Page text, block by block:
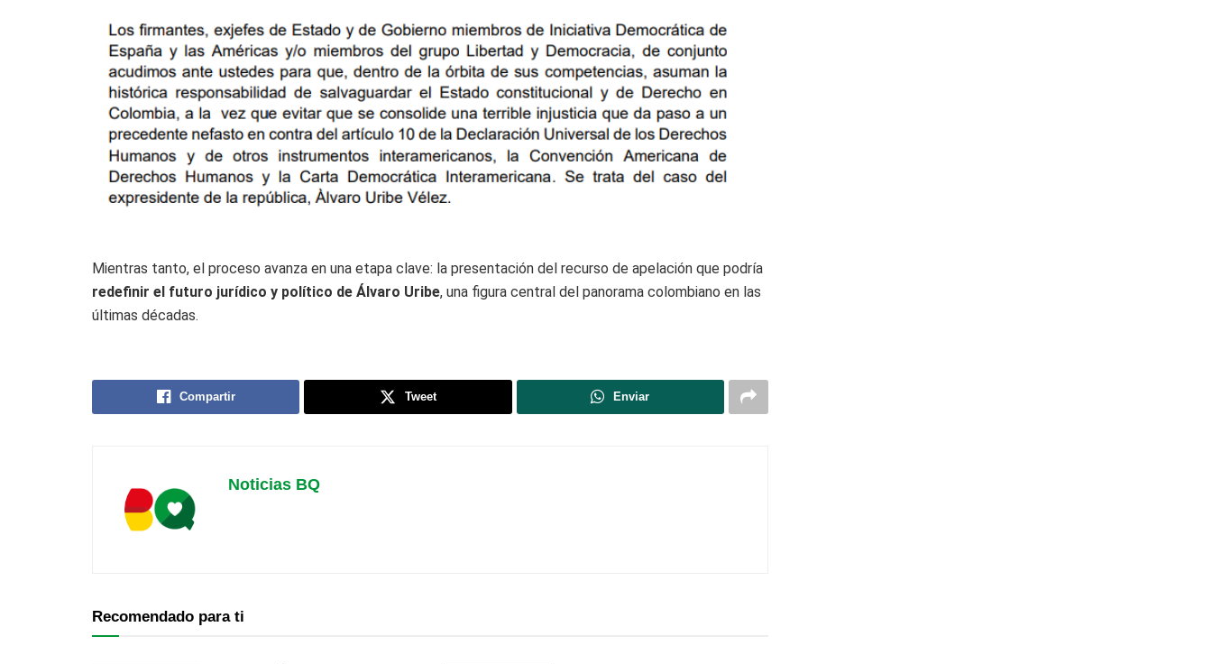
Mientras tanto, el proceso avanza en una etapa clave: la presentación del recurso de apelación que podría
redefinir el futuro jurídico y político de Álvaro Uribe, una figura central del panorama colombiano en las
últimas décadas.
Compartir Tweet Enviar
Noticias BQ
Recomendado para ti